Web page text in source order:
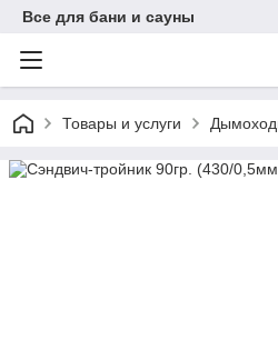
Все для бани и сауны
Товары и услуги